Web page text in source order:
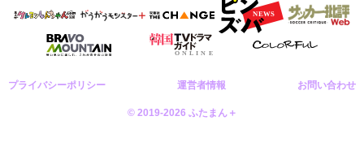
プライバシーポリシー 運営者情報 お問い合わせ
© 2019-2026 ふたまん＋